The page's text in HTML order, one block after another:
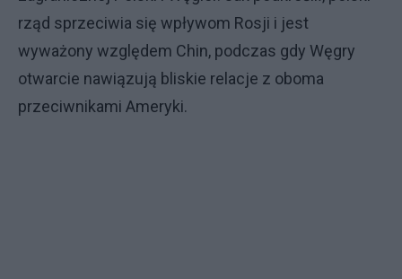
rząd sprzeciwia się wpływom Rosji i jest
wyważony względem Chin, podczas gdy Węgry
otwarcie nawiązują bliskie relacje z oboma
przeciwnikami Ameryki.